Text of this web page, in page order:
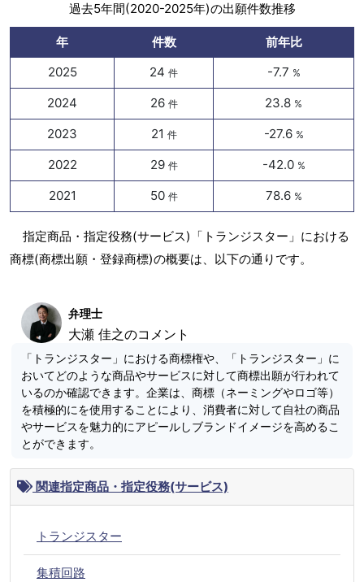
過去5年間(2020-2025年)の出願件数推移
年 件数
前年比
2025
24 件 -7.7 %
2024 26 件 23.8 %
2023 21 件 -27.6 %
2022 29 件 -42.0 %
2021 50 件 78.6 %
指定商品・指定役務(サービス)「トランジスター」における
商標(商標出願・登録商標)の概要は、以下の通りです。
弁理士
大瀬 佳之のコメント
「トランジスター」における商標権や、「トランジスター」に
おいてどのような商品やサービスに対して商標出願が行われて
いるのか確認できます。企業は、商標（ネーミングやロゴ等）
を積極的にを使用することにより、消費者に対して自社の商品
やサービスを魅力的にアピールしブランドイメージを高めるこ
とができます。
関連指定商品・指定役務(サービス)
トランジスター
集積回路